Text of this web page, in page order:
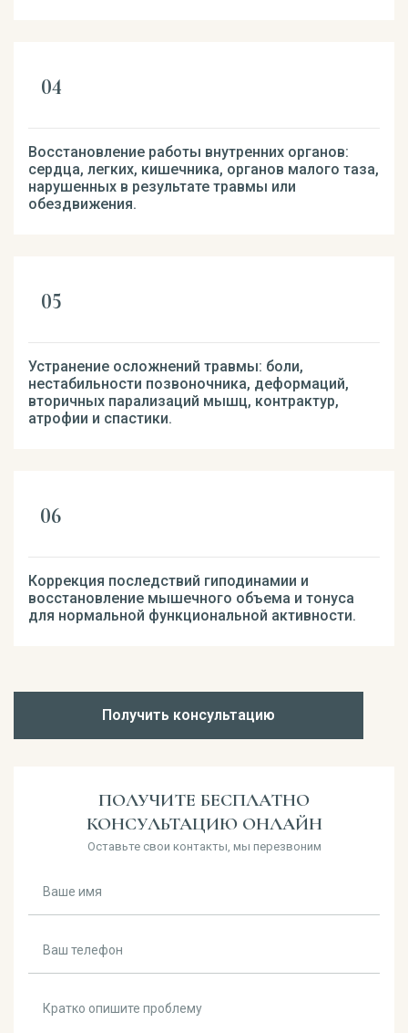
Восстановление работы внутренних органов:
сердца, легких, кишечника, органов малого таза,
нарушенных в результате травмы или
обездвижения.
Устранение осложнений травмы: боли,
нестабильности позвоночника, деформаций,
вторичных парализаций мышц, контрактур,
атрофии и спастики.
Коррекция последствий гиподинамии и
восстановление мышечного объема и тонуса
для нормальной функциональной активности.
Получить консультацию
ПОЛУЧИТЕ БЕСПЛАТНО
КОНСУЛЬТАЦИЮ ОНЛАЙН
Оставьте свои контакты, мы перезвоним